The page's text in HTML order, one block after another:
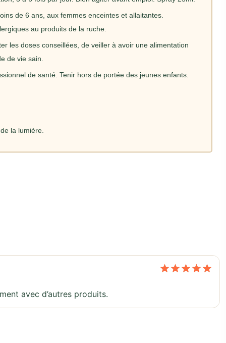
de 6 ans, aux femmes enceintes et allaitantes.
au produits de la ruche.
les doses conseillées, de veiller à avoir une alimentation
de vie sain.
de santé. Tenir hors de portée des jeunes enfants.
la lumière.
avec d’autres produits.